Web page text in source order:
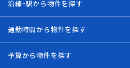
沿線・駅から物件を探す
通勤時間から物件を探す
予算から物件を探す